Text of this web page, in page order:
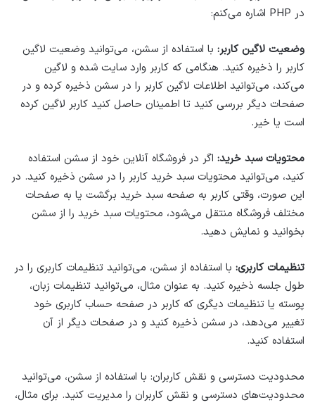
در PHP اشاره می‌کنم:
وضعیت لاگین کاربر: با استفاده از سشن، می‌توانید وضعیت لاگین
کاربر را ذخیره کنید. هنگامی که کاربر وارد سایت شده و لاگین
می‌کند، می‌توانید اطلاعات لاگین کاربر را در سشن ذخیره کرده و در
صفحات دیگر بررسی کنید تا اطمینان حاصل کنید کاربر لاگین کرده
است یا خیر.
محتویات سبد خرید: اگر در فروشگاه آنلاین خود از سشن استفاده
کنید، می‌توانید محتویات سبد خرید کاربر را در سشن ذخیره کنید. در
این صورت، وقتی کاربر به صفحه سبد خرید برگشت یا به صفحات
مختلف فروشگاه منتقل می‌شود، محتویات سبد خرید را از سشن
بخوانید و نمایش دهید.
تنظیمات کاربری: با استفاده از سشن، می‌توانید تنظیمات کاربری را در
طول جلسه ذخیره کنید. به عنوان مثال، می‌توانید تنظیمات زبان،
پوسته یا تنظیمات دیگری که کاربر در صفحه حساب کاربری خود
تغییر می‌دهد، در سشن ذخیره کنید و در صفحات دیگر از آن
استفاده کنید.
محدودیت دسترسی و نقش کاربران: با استفاده از سشن، می‌توانید
محدودیت‌های دسترسی و نقش کاربران را مدیریت کنید. برای مثال،